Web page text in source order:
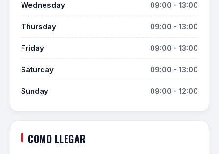
Wednesday 09:00 - 13:00
Thursday 09:00 - 13:00
Friday 09:00 - 13:00
Saturday 09:00 - 13:00
Sunday 09:00 - 12:00
COMO LLEGAR